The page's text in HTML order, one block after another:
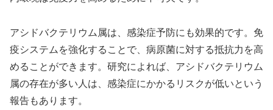
アシドバクテリウム属は、感染症予防にも効果的です。免
疫システムを強化することで、病原菌に対する抵抗力を高
めることができます。研究によれば、アシドバクテリウム
属の存在が多い人は、感染症にかかるリスクが低いという
報告もあります。